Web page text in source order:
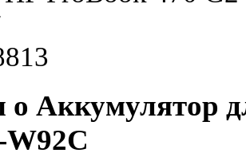
Аккумулятор